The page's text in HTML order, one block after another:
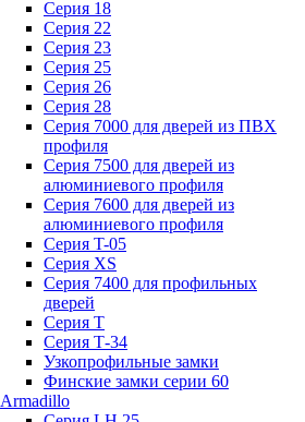
Серия 18
Серия 22
Серия 23
Серия 25
Серия 26
Серия 28
Серия 7000 для дверей из ПВХ
профиля
Серия 7500 для дверей из
алюминиевого профиля
Серия 7600 для дверей из
алюминиевого профиля
Серия T-05
Серия XS
Серия 7400 для профильных
дверей
Серия Т
Серия Т-34
Узкопрофильные замки
Финские замки серии 60
Armadillo